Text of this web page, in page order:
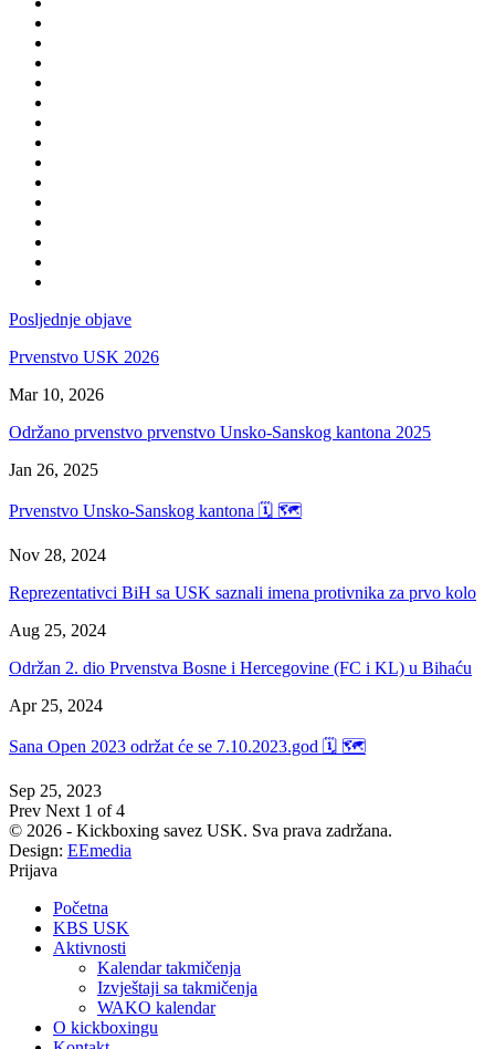
Posljednje objave
Prvenstvo USK 2026
Mar 10, 2026
Održano prvenstvo prvenstvo Unsko-Sanskog kantona 2025
Jan 26, 2025
Prvenstvo Unsko-Sanskog kantona 🗓 🗺
Nov 28, 2024
Reprezentativci BiH sa USK saznali imena protivnika za prvo kolo
Aug 25, 2024
Održan 2. dio Prvenstva Bosne i Hercegovine (FC i KL) u Bihaću
Apr 25, 2024
Sana Open 2023 održat će se 7.10.2023.god 🗓 🗺
Sep 25, 2023
Prev Next 1 of 4
© 2026 - Kickboxing savez USK. Sva prava zadržana.
Design: EEmedia
Prijava
Početna
KBS USK
Aktivnosti
Kalendar takmičenja
Izvještaji sa takmičenja
WAKO kalendar
O kickboxingu